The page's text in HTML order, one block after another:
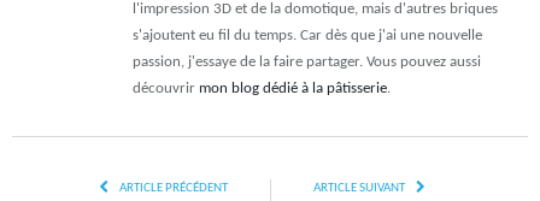
l'impression 3D et de la domotique, mais d'autres briques
s'ajoutent eu fil du temps. Car dès que j'ai une nouvelle
passion, j'essaye de la faire partager. Vous pouvez aussi
découvrir mon blog dédié à la pâtisserie.
ARTICLE PRÉCÉDENT ARTICLE SUIVANT